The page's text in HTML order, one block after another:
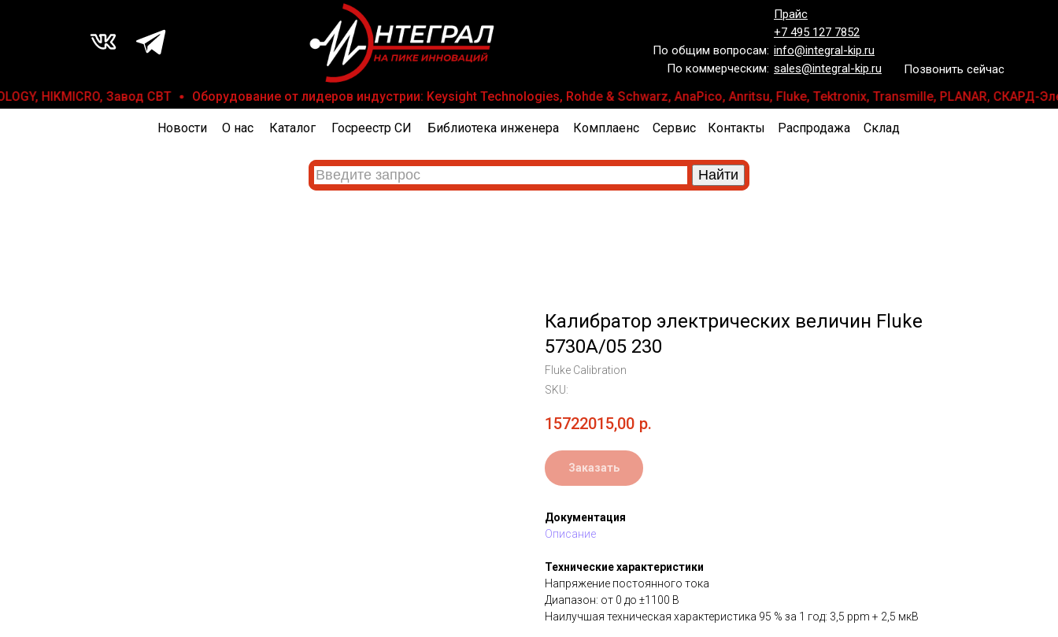
Прайс
+7 495 127 7852
info@integral-kip.ru
sales@integral-kip.ru
По общим вопросам:
По коммерческим:
Позвонить сейчас
HIKMICRO, Завод СВТ Оборудование от лидеров индустрии: Keysight Technologies, Rohde & Schwarz, AnaPico, Anritsu, Fluke, Tektronix, Transmille, PLANAR, СКАРД-
Каталог
О нас Контакты
Госреестр СИ Библиотека инженера Комплаенс
Новости Сервис Распродажа Склад
Калибратор электрических величин Fluke
5730A/05 230
Fluke Calibration
SKU:
15722015,00 р.
Заказать
Документация
Описание
Технические характеристики
Напряжение постоянного тока
Диапазон: от 0 до ±1100 В
Наилучшая техническая характеристика 95 % за 1 год: 3,5 ppm + 2,5 мкВ